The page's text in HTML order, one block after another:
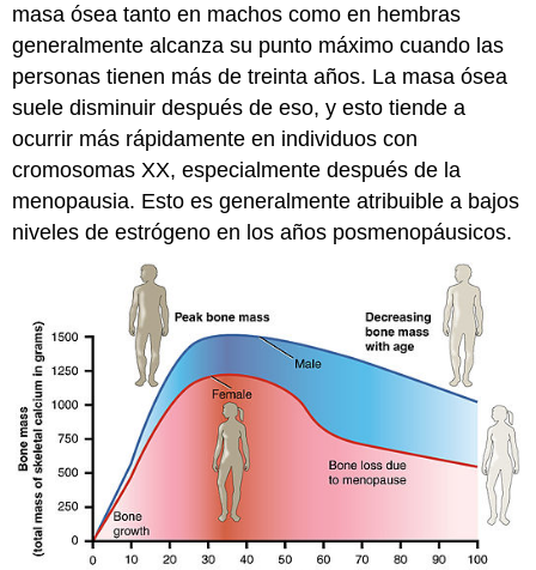
masa ósea tanto en machos como en hembras
generalmente alcanza su punto máximo cuando las
personas tienen más de treinta años. La masa ósea
suele disminuir después de eso, y esto tiende a
ocurrir más rápidamente en individuos con
cromosomas XX, especialmente después de la
menopausia. Esto es generalmente atribuible a bajos
niveles de estrógeno en los años posmenopáusicos.